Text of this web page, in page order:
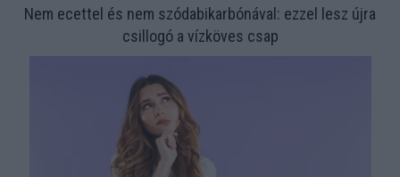
Nem ecettel és nem szódabikarbónával: ezzel lesz újra
csillogó a vízköves csap